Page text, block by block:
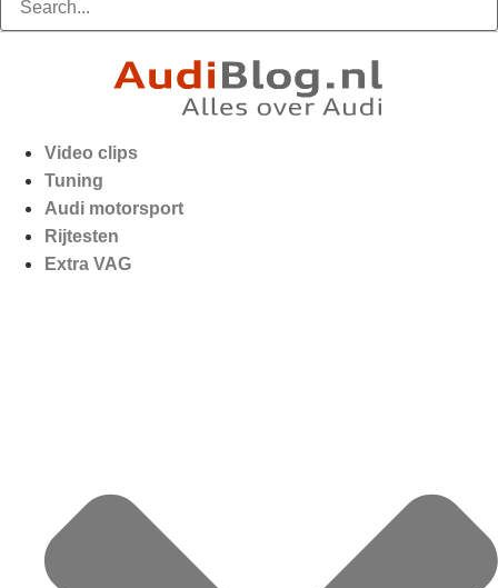
Video clips
Tuning
Audi motorsport
Rijtesten
Extra VAG